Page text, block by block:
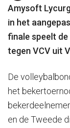
Amysoft
in het
finale speelt
tegen VCV uit
De
het
en de Tweede